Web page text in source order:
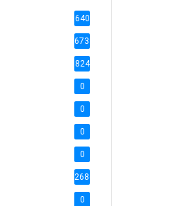
640
6738
824
0
0
0
0
2686
0